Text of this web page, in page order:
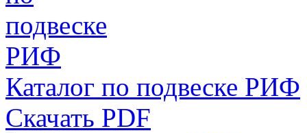
Каталог по подвеске РИФ
Скачать PDF